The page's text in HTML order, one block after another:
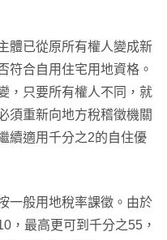
體已從原所有權人變成新
符合自用住宅用地資格。
，只要所有權人不同，就
須重新向地方稅稽徵機關
續適用千分之2的自住優
一般用地稅率課徵。由於
，最高更可到千分之55，